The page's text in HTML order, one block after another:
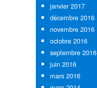
janvier 2017
décembre 2016
novembre 2016
octobre 2016
septembre 2016
juin 2016
mars 2016